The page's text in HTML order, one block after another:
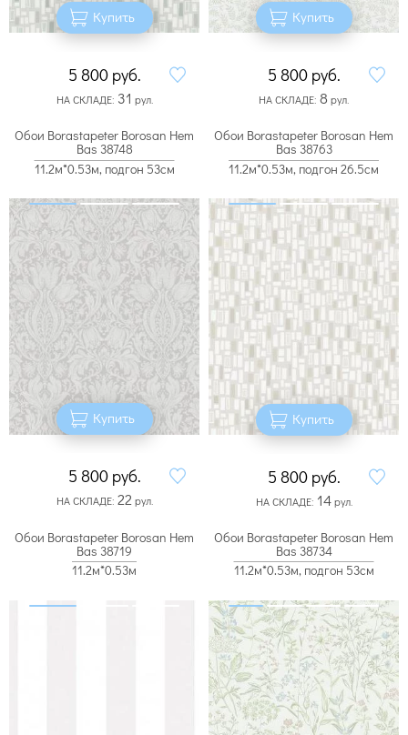
Купить
5 800 руб.
НА СКЛАДЕ: 31 рул.
Купить
5 800 руб.
НА СКЛАДЕ: 8 рул.
Обои Borastapeter Borosan Hem
Bas 38748
11.2м*0.53м, подгон 53см
Купить
5 800 руб.
НА СКЛАДЕ: 22 рул.
Обои Borastapeter Borosan Hem
Bas 38763
11.2м*0.53м, подгон 26.5см
Купить
5 800 руб.
НА СКЛАДЕ: 14рул.
Обои Borastapeter Borosan Hem
Bas 38719
11.2м*0.53м
Обои Borastapeter Borosan Hem
Bas 38734
11.2м*0.53м, подгон 53см